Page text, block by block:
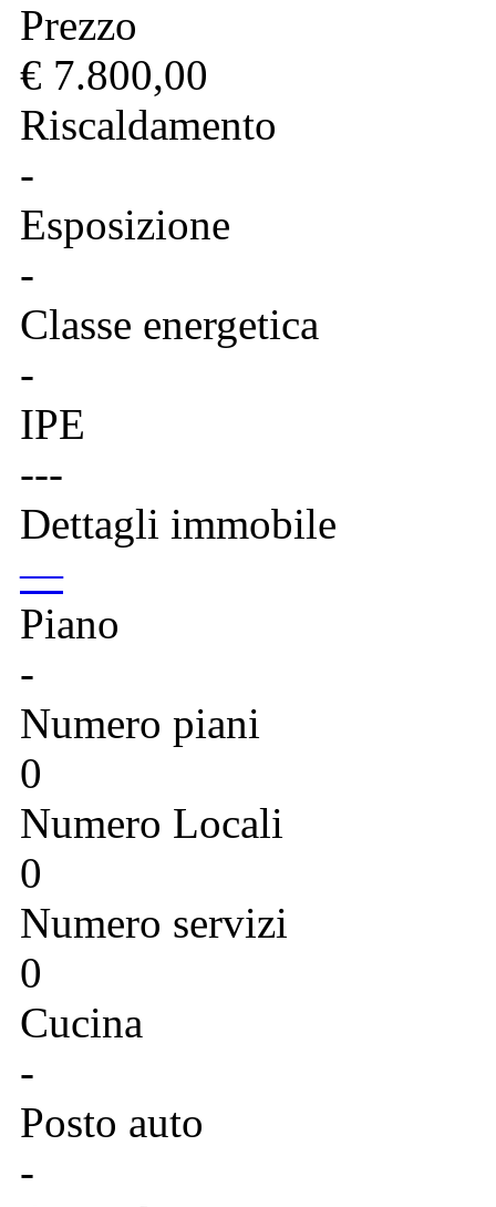
Prezzo
€ 7.800,00
Riscaldamento
-
Esposizione
-
Classe energetica
-
IPE
---
Dettagli immobile
—
Piano
-
Numero piani
0
Numero Locali
0
Numero servizi
0
Cucina
-
Posto auto
-